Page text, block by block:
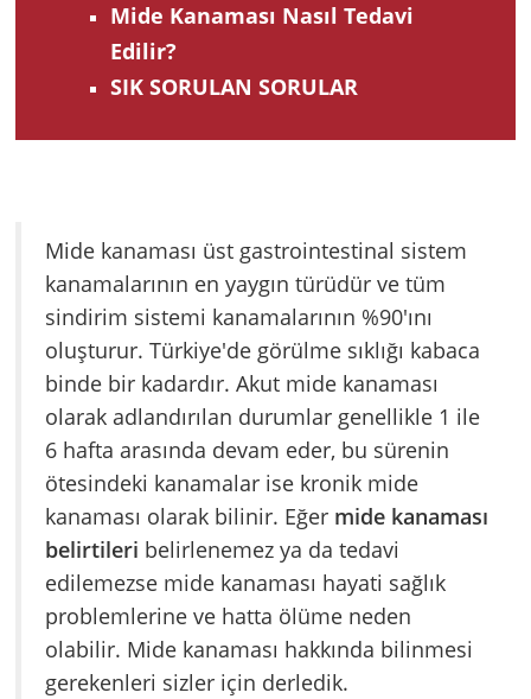
Mide Kanaması Nasıl Tedavi
Edilir?
SIK SORULAN SORULAR
Mide kanaması üst gastrointestinal sistem
kanamalarının en yaygın türüdür ve tüm
sindirim sistemi kanamalarının %90'ını
oluşturur. Türkiye'de görülme sıklığı kabaca
binde bir kadardır. Akut mide kanaması
olarak adlandırılan durumlar genellikle 1 ile
6 hafta arasında devam eder, bu sürenin
ötesindeki kanamalar ise kronik mide
kanaması olarak bilinir. Eğer mide kanaması
belirtileri belirlenemez ya da tedavi
edilemezse mide kanaması hayati sağlık
problemlerine ve hatta ölüme neden
olabilir. Mide kanaması hakkında bilinmesi
gerekenleri sizler için derledik.